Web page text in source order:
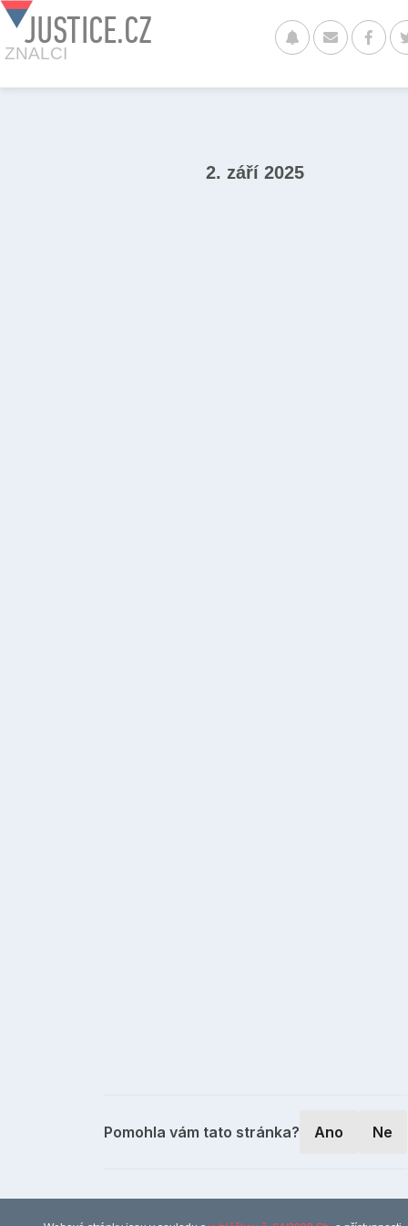
JUSTICE.CZ
ZNALCI
2. září 2025
Pomohla vám tato stránka? Ano Ne